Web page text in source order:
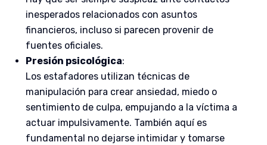
inesperados relacionados con asuntos
financieros, incluso si parecen provenir de
fuentes oficiales.
Presión psicológica:
Los estafadores utilizan técnicas de
manipulación para crear ansiedad, miedo o
sentimiento de culpa, empujando a la víctima a
actuar impulsivamente. También aquí es
fundamental no dejarse intimidar y tomarse